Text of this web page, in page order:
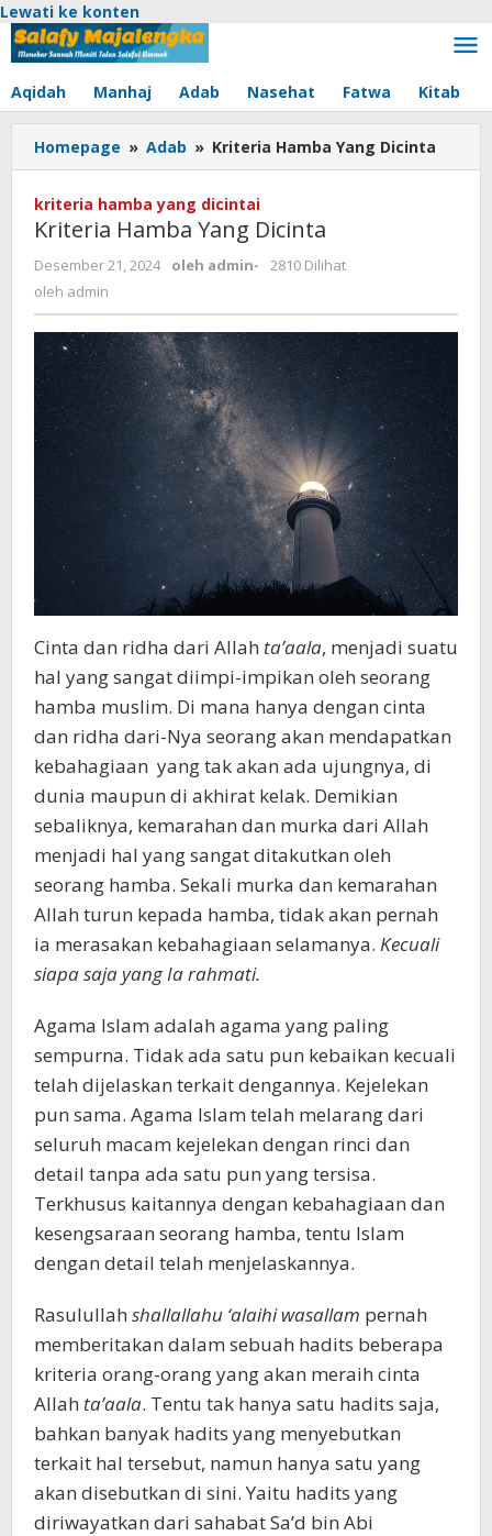
Lewati ke konten
Aqidah Manhaj Adab Nasehat Fatwa Kitab
Homepage » Adab » Kriteria Hamba Yang Dicinta
kriteria hamba yang dicintai
Kriteria Hamba Yang Dicinta
Desember 21, 2024 oleh admin-
2810 Dilihat
oleh admin
Cinta dan ridha dari Allah ta’aala, menjadi suatu
hal yang sangat diimpi-impikan oleh seorang
hamba muslim. Di mana hanya dengan cinta
dan ridha dari-Nya seorang akan mendapatkan
kebahagiaan yang tak akan ada ujungnya, di
dunia maupun di akhirat kelak. Demikian
sebaliknya, kemarahan dan murka dari Allah
menjadi hal yang sangat ditakutkan oleh
seorang hamba. Sekali murka dan kemarahan
Allah turun kepada hamba, tidak akan pernah
ia merasakan kebahagiaan selamanya. Kecuali
siapa saja yang Ia rahmati.
Agama Islam adalah agama yang paling
sempurna. Tidak ada satu pun kebaikan kecuali
telah dijelaskan terkait dengannya. Kejelekan
pun sama. Agama Islam telah melarang dari
seluruh macam kejelekan dengan rinci dan
detail tanpa ada satu pun yang tersisa.
Terkhusus kaitannya dengan kebahagiaan dan
kesengsaraan seorang hamba, tentu Islam
dengan detail telah menjelaskannya.
Rasulullah shallallahu ‘alaihi wasallam pernah
memberitakan dalam sebuah hadits beberapa
kriteria orang-orang yang akan meraih cinta
Allah ta’aala. Tentu tak hanya satu hadits saja,
bahkan banyak hadits yang menyebutkan
terkait hal tersebut, namun hanya satu yang
akan disebutkan di sini. Yaitu hadits yang
diriwayatkan dari sahabat Sa’d bin Abi